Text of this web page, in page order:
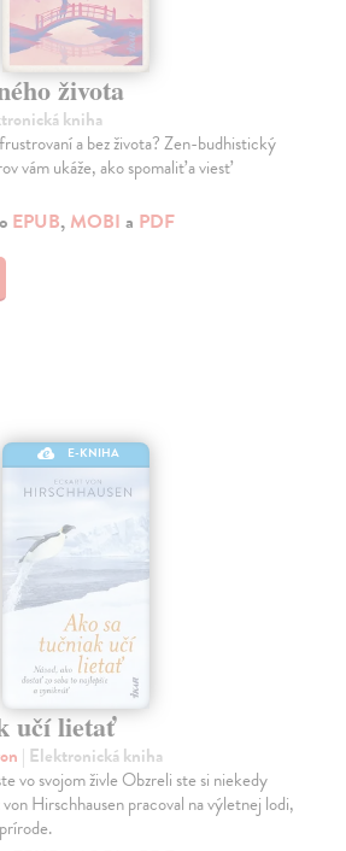
života
kniha
a bez života? Zen-budhistický
vám ukáže, ako spomaliť a viesť
EPUB, MOBI a PDF
E-KNIHA
učí lietať
| Elektronická kniha
vo svojom živle Obzreli ste si niekedy
Hirschhausen pracoval na výletnej lodi,